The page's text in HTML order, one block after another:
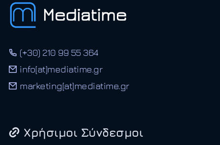
(+30) 210 99 55 364
info[at]mediatime.gr
marketing[at]mediatime.gr
Χρήσιμοι Σύνδεσμοι